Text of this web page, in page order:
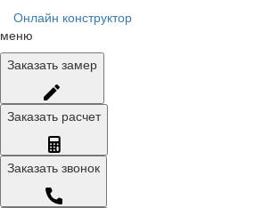
Онлайн конструктор
меню
Заказать замер
Заказать расчет
Заказать звонок